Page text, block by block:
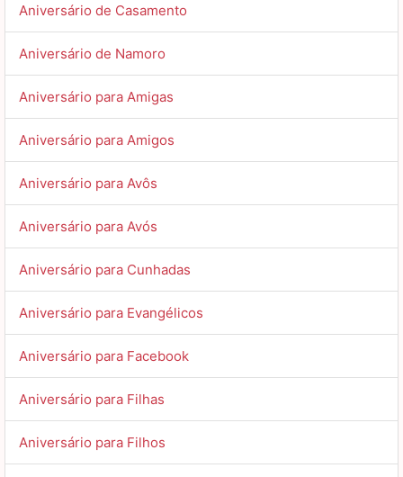
Aniversário de Casamento
Aniversário de Namoro
Aniversário para Amigas
Aniversário para Amigos
Aniversário para Avôs
Aniversário para Avós
Aniversário para Cunhadas
Aniversário para Evangélicos
Aniversário para Facebook
Aniversário para Filhas
Aniversário para Filhos